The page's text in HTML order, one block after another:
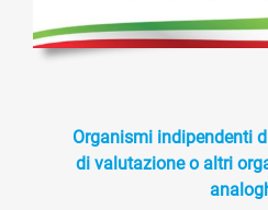
Organismi indipendenti
di valutazione o altri